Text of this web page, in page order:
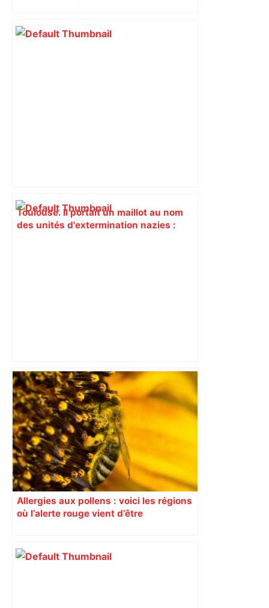
Toulouse. Il portait un maillot au nom
des unités d'extermination nazies :
Il ouvre son "QG des chiens heureux" :
une crèche canine et un lieu de
socialisation pour les maîtres en plein
cœur de Toulouse – ladepeche.fr
Allergies aux pollens : voici les régions
où l’alerte rouge vient d’être